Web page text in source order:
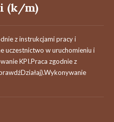
(k/m)
z instrukcjami pracy i
uczestnictwo w uruchomieniu i
KPI.Praca zgodnie z